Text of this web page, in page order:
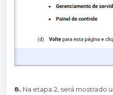
8. Na etapa 2, será mostrado